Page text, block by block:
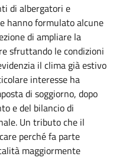
di albergatori e
hanno formulato alcune
di ampliare la
sfruttando le condizioni
il clima già estivo
interesse ha
di soggiorno, dopo
e del bilancio di
Un tributo che il
perché fa parte
maggiormente